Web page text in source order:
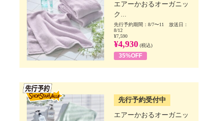
エアーかおるオーガニッ
ク...
先行予約期間：8/7〜11 放送日：
8/12
¥7,590
¥4,930 (税込)
35%OFF
先行予約受付中
エアーかおるオーガニッ